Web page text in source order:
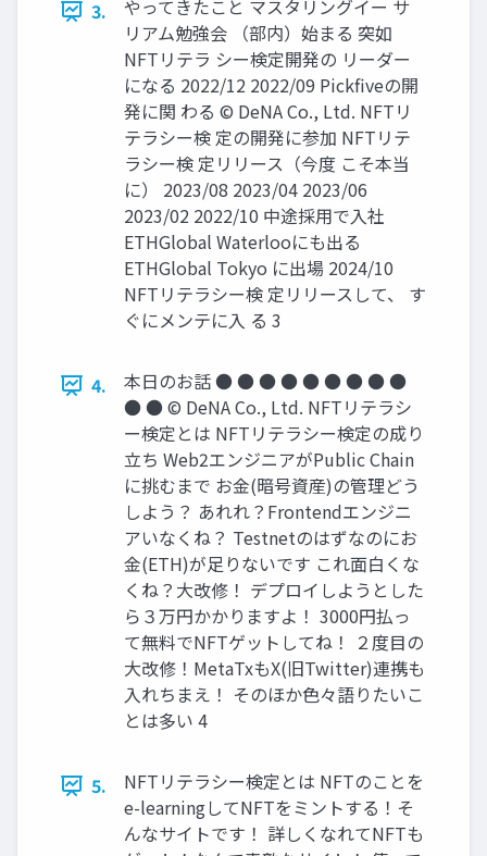
3.
やってきたこと マスタリングイー サ
リアム勉強会 （部内）始まる 突如
NFTリテラ シー検定開発の リーダー
になる 2022/12 2022/09 Pickﬁveの開
発に関 わる © DeNA Co., Ltd. NFTリ
テラシー検 定の開発に参加 NFTリテ
ラシー検 定リリース（今度 こそ本当
に） 2023/08 2023/04 2023/06
2023/02 2022/10 中途採⽤で⼊社
ETHGlobal Waterlooにも出る
ETHGlobal Tokyo に出場 2024/10
NFTリテラシー検 定リリースして、 す
ぐにメンテに⼊ る 3
4.
本⽇のお話 ● ● ● ● ● ● ● ● ●
● ● © DeNA Co., Ltd. NFTリテラシ
ー検定とは NFTリテラシー検定の成り
⽴ち Web2エンジニアがPublic Chain
に挑むまで お⾦(暗号資産)の管理どう
しよう？ あれれ？Frontendエンジニ
アいなくね？ Testnetのはずなのにお
⾦(ETH)が⾜りないです これ⾯⽩くな
くね？⼤改修！ デプロイしようとした
ら３万円かかりますよ！ 3000円払っ
て無料でNFTゲットしてね！ ２度⽬の
⼤改修！MetaTxもX(旧Twitter)連携も
⼊れちまえ！ そのほか⾊々語りたいこ
とは多い 4
5.
NFTリテラシー検定とは NFTのことを
e-learningしてNFTをミントする！そ
んなサイトです！ 詳しくなれてNFTも